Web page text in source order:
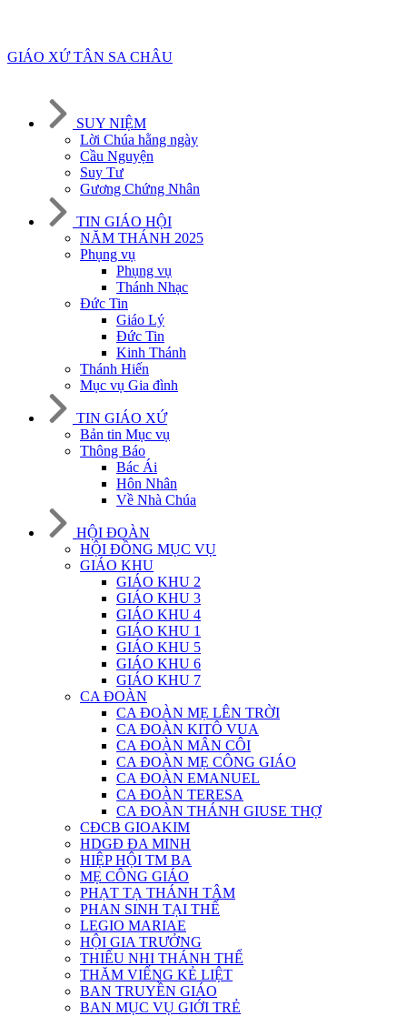
GIÁO XỨ TÂN SA CHÂU
SUY NIỆM
Lời Chúa hằng ngày
Cầu Nguyện
Suy Tư
Gương Chứng Nhân
TIN GIÁO HỘI
NĂM THÁNH 2025
Phụng vụ
Phụng vụ
Thánh Nhạc
Đức Tin
Giáo Lý
Đức Tin
Kinh Thánh
Thánh Hiến
Mục vụ Gia đình
TIN GIÁO XỨ
Bản tin Mục vụ
Thông Báo
Bác Ái
Hôn Nhân
Về Nhà Chúa
HỘI ĐOÀN
HỘI ĐỒNG MỤC VỤ
GIÁO KHU
GIÁO KHU 2
GIÁO KHU 3
GIÁO KHU 4
GIÁO KHU 1
GIÁO KHU 5
GIÁO KHU 6
GIÁO KHU 7
CA ĐOÀN
CA ĐOÀN MẸ LÊN TRỜI
CA ĐOÀN KITÔ VUA
CA ĐOÀN MÂN CÔI
CA ĐOÀN MẸ CÔNG GIÁO
CA ĐOÀN EMANUEL
CA ĐOÀN TERESA
CA ĐOÀN THÁNH GIUSE THỢ
CĐCB GIOAKIM
HDGĐ ĐA MINH
HIỆP HỘI TM BA
MẸ CÔNG GIÁO
PHẠT TẠ THÁNH TÂM
PHAN SINH TẠI THẾ
LEGIO MARIAE
HỘI GIA TRƯỞNG
THIẾU NHI THÁNH THỂ
THĂM VIẾNG KẺ LIỆT
BAN TRUYỀN GIÁO
BAN MỤC VỤ GIỚI TRẺ